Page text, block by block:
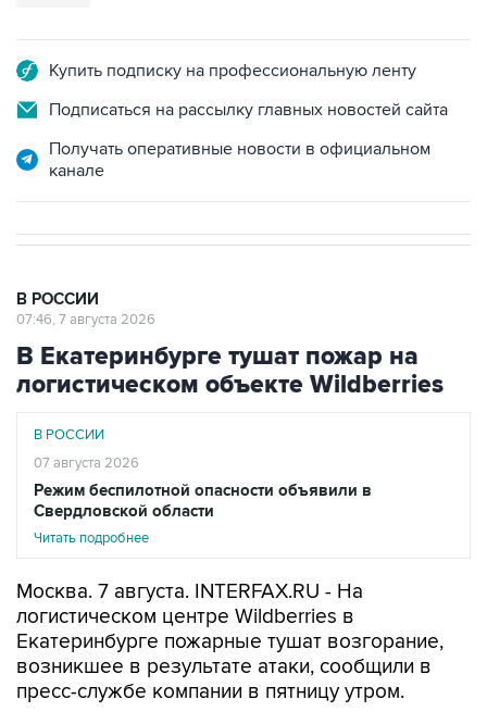
Купить подписку на профессиональную ленту
Подписаться на рассылку главных новостей сайта
Получать оперативные новости в официальном
канале
В РОССИИ
07:46, 7 августа 2026
В Екатеринбурге тушат пожар на
логистическом объекте Wildberries
В РОССИИ
07 августа 2026
Режим беспилотной опасности объявили в
Свердловской области
Читать подробнее
Москва. 7 августа. INTERFAX.RU - На
логистическом центре Wildberries в
Екатеринбурге пожарные тушат возгорание,
возникшее в результате атаки, сообщили в
пресс-службе компании в пятницу утром.